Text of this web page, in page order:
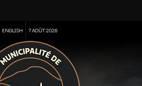
ENGLISH 7 AOÛT 2026